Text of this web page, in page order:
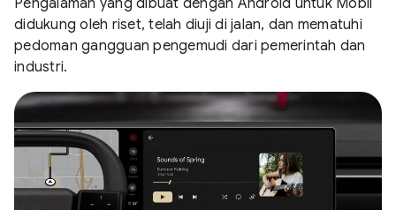
Pengalaman yang dibuat dengan Android untuk Mobil
didukung oleh riset, telah diuji di jalan, dan mematuhi
pedoman gangguan pengemudi dari pemerintah dan
industri.